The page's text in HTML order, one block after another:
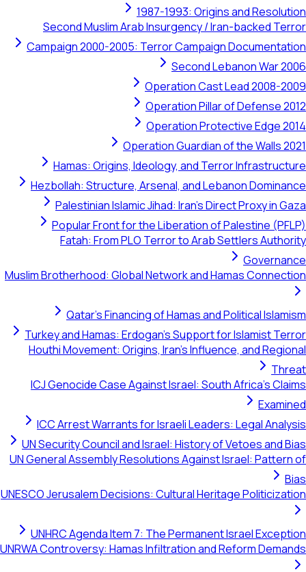
1987-1993: Origins and
Second Muslim Arab Insurgency / Iran-backed
Campaign 2000-2005: Terror Campaign
Second Lebanon
Operation Cast Lead
Operation Pillar of
Operation Protective
Operation Guardian of the
Hamas: Origins, Ideology, and Terror
Hezbollah: Structure, Arsenal, and Lebanon
Palestinian Islamic Jihad: Iran's Direct Proxy
Popular Front for the Liberation of Palestine
Fatah: From PLO Terror to Arab Settlers
Muslim Brotherhood: Global Network and Hamas
Qatar's Financing of Hamas and Political
Turkey and Hamas: Erdogan's Support for Islamist
Houthi Movement: Origins, Iran's Influence, and
ICJ Genocide Case Against Israel: South Africa's
ICC Arrest Warrants for Israeli Leaders: Legal
UN Security Council and Israel: History of Vetoes
UN General Assembly Resolutions Against Israel:
UNESCO Jerusalem Decisions: Cultural Heritage
UNHRC Agenda Item 7: The Permanent Israel
UNRWA Controversy: Hamas Infiltration and Reform